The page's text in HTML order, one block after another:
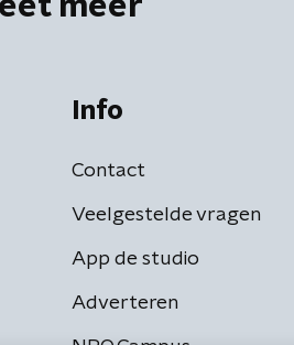
Info
Contact
Veelgestelde vragen
App de studio
Adverteren